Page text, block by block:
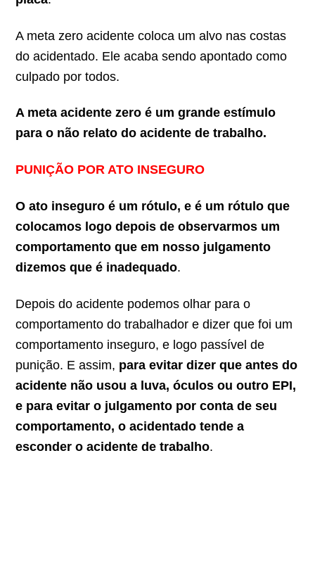
A meta zero acidente coloca um alvo nas costas
do acidentado. Ele acaba sendo apontado como
culpado por todos.
A meta acidente zero é um grande estímulo
para o não relato do acidente de trabalho.
PUNIÇÃO POR ATO INSEGURO
O ato inseguro é um rótulo, e é um rótulo que
colocamos logo depois de observarmos um
comportamento que em nosso julgamento
dizemos que é inadequado.
Depois do acidente podemos olhar para o
comportamento do trabalhador e dizer que foi um
comportamento inseguro, e logo passível de
punição. E assim, para evitar dizer que antes do
acidente não usou a luva, óculos ou outro EPI,
e para evitar o julgamento por conta de seu
comportamento, o acidentado tende a
esconder o acidente de trabalho.